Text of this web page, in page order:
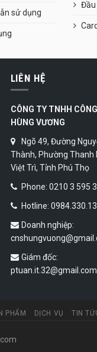
sử dụng
Đầu
LIÊN HỆ
CÔNG TY TNHH
HÙNG VƯƠNG
Ngõ 49, Đường
Thành, Phường Thanh
Việt Trì, Tỉnh Phú Thọ
Phone: 0210 3 595
Hotline:
Doanh nghiệp:
Giám đốc:
ptuan.it.32@gmail.com
PHẨM DỊCH VỤ TIN